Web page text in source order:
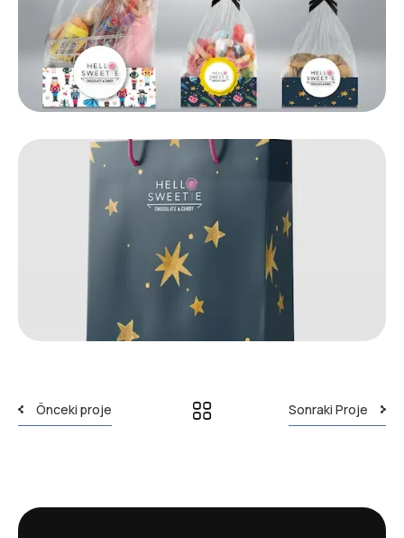
Önceki proje Sonraki Proje